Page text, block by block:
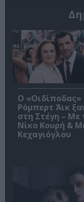
O «Οιδίποδας»
Ρόμπερτ Άικ
στη Στέγη – Με
Νίκο Κουρή &
Κεχαγιόγλου